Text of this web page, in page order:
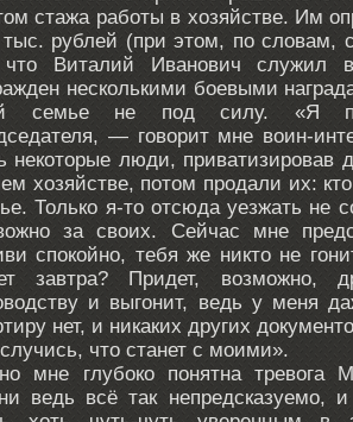
стажа работы в хозяйстве. Им
тыс. рублей (при этом, по словам,
Виталий Иванович служил
несколькими боевыми
семье не под силу. «Я
— говорит мне воин-
некоторые люди, приватизировав
хозяйстве, потом продали их:
Только я-то отсюда уезжать не
за своих. Сейчас мне
спокойно, тебя же никто не
завтра? Придет, возможно,
и выгонит, ведь у меня
нет, и никаких других
что станет с моими».
мне глубоко понятна тревога
ведь всё так непредсказуемо,